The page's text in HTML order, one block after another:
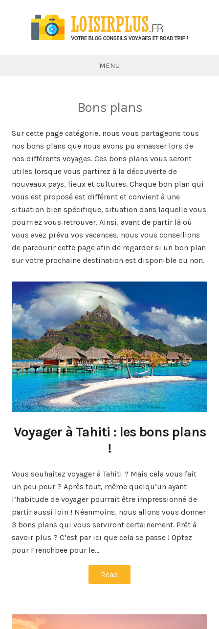
MENU
Bons plans
Sur cette page catégorie, nous vous partageons tous
nos bons plans que nous avons pu amasser lors de
nos différents voyages. Ces bons plans vous seront
utiles lorsque vous partirez à la découverte de
nouveaux pays, lieux et cultures. Chaque bon plan qui
vous est proposé est différent et convient à une
situation bien spécifique, situation dans laquelle vous
pourriez vous retrouver. Ainsi, avant de partir là où
vous avez prévu vos vacances, nous vous conseillons
de parcourir cette page afin de regarder si un bon plan
sur votre prochaine destination est disponible ou non.
Voyager à Tahiti : les bons plans
!
Vous souhaitez voyager à Tahiti ? Mais cela vous fait
un peu peur ? Après tout, même quelqu’un ayant
l’habitude de voyager pourrait être impressionné de
partir aussi loin ! Néanmoins, nous allons vous donner
3 bons plans qui vous serviront certainement. Prêt à
savoir plus ? C’est par ici que cela se passe ! Optez
pour Frenchbee pour le…
Read